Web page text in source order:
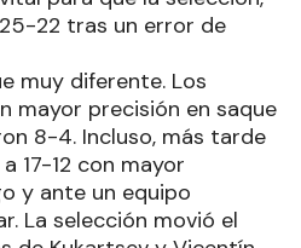
22 tras un error de
muy diferente. Los
mayor precisión en saque
8-4. Incluso, más tarde
17-12 con mayor
y ante un equipo
La selección movió el